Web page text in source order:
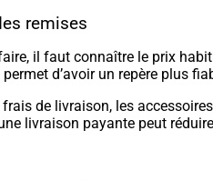
remises
il faut connaître le prix
d’avoir un repère plus
frais de livraison, les
livraison payante peut